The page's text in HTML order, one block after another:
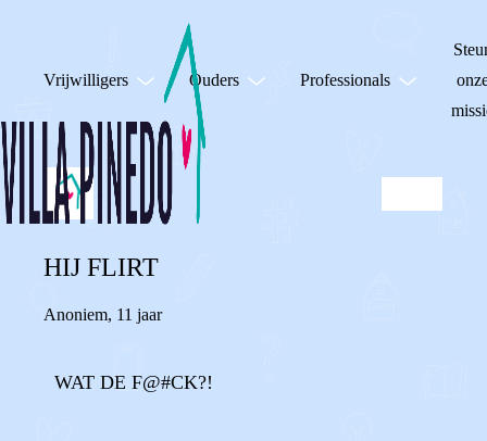
Vrijwilligers Ouders Professionals
HIJ FLIRT
Anoniem, 11 jaar
WAT DE F@#CK?!